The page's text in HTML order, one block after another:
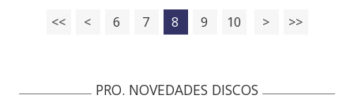
<< < 6 7 8 9 10 > >>
PRO. NOVEDADES DISCOS